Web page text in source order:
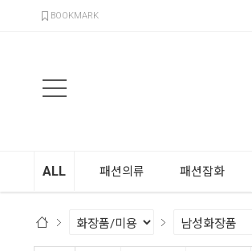
BOOKMARK
ALL 패션의류 패션잡화